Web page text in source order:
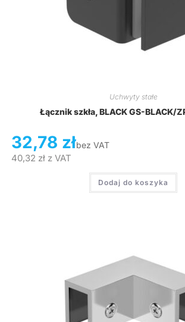
Uchwyty stałe
Łącznik szkła, BLACK GS-BLACK/
32,78 złbez VAT
40,32 złz VAT
Dodaj do koszyka